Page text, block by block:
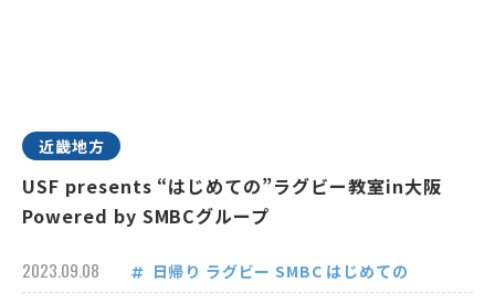
近畿地方
USF presents “はじめての”ラグビー教室in大阪
Powered by SMBCグループ
2023.09.08 日帰り ラグビー SMBC はじめての